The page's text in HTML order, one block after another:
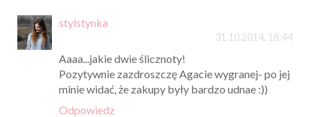
stylstynka
31.10.2014, 18:44
Aaaa...jakie dwie ślicznoty!
Pozytywnie zazdroszczę Agacie wygranej- po jej
minie widać, że zakupy były bardzo udnae :))
Odpowiedz